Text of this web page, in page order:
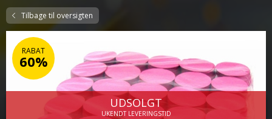
Tilbage til oversigten
UDSOLGT
UKENDT LEVERINGSTID
RABAT
60%